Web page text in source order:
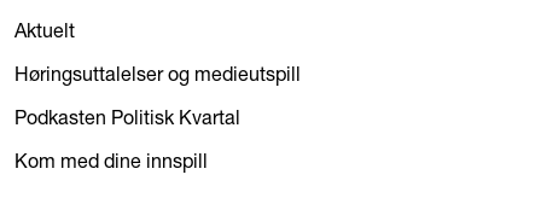
Aktuelt
Høringsuttalelser og medieutspill
Podkasten Politisk Kvartal
Kom med dine innspill